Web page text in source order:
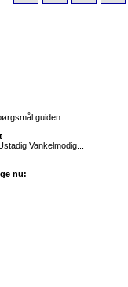
guiden
Vankelmodig...
nu: